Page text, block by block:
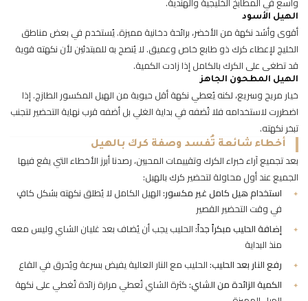
الهيل الأسود
أقوى وأشد نكهة من الأخضر، برائحة دخانية مميزة. يُستخدم في بعض مناطق
الخليج لإعطاء كرك ذو طابع خاص وعميق. لا يُنصح به للمبتدئين لأن نكهته قوية
قد تطغى على الكرك بالكامل إذا زادت الكمية.
الهيل المطحون الجاهز
خيار مريح وسريع، لكنه يُعطي نكهة أقل حيوية من الهيل المكسور الطازج. إذا
اضطررت لاستخدامه فلا تُضفه في بداية الغلي بل أضفه قرب نهاية التحضير لتجنب
تبخر نكهته.
أخطاء شائعة تُفسد وصفة كرك بالهيل
بعد تجميع آراء خبراء الكرك وتقييمات المحبين، رصدنا أبرز الأخطاء التي يقع فيها
الجميع عند أول محاولة لتحضير كرك بالهيل:
استخدام هيل كامل غير مكسور:الهيل الكامل لا يُطلق نكهته بشكل كافٍ
في وقت التحضير القصير
إضافة الحليب مبكراً جداً:الحليب يجب أن يُضاف بعد غليان الشاي وليس معه
منذ البداية
رفع النار بعد الحليب:الحليب مع النار العالية يفيض بسرعة ويُحرق في القاع
الكمية الزائدة من الشاي:كثرة الشاي تُعطي مرارة زائدة تُغطي على نكهة